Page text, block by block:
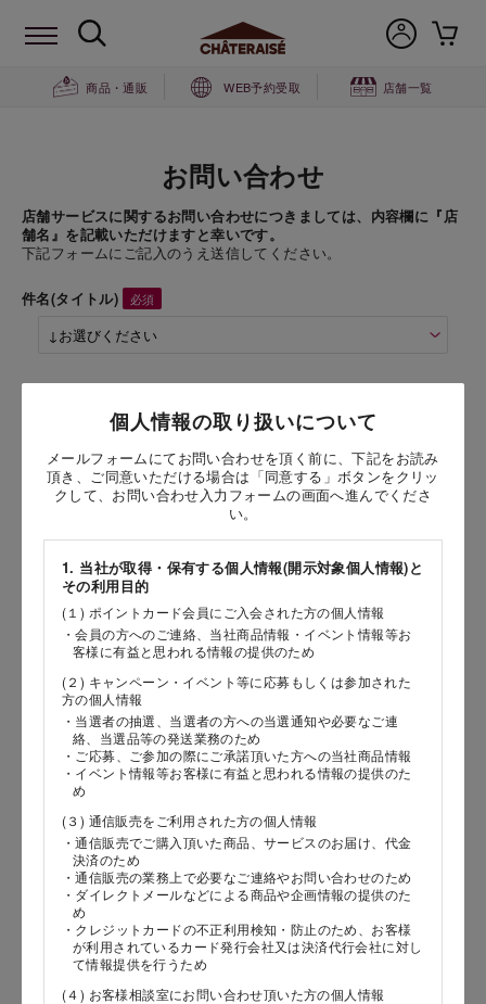
商品・通販 WEB予約受取 店舗一覧
お問い合わせ
店舗サービスに関するお問い合わせにつきましては、内容欄に『店
舗名』を記載いただけますと幸いです。
下記フォームにご記入のうえ送信してください。
個人情報の取り扱いについて
メールフォームにてお問い合わせを頂く前に、下記をお読み
頂き、ご同意いただける場合は「同意する」ボタンをクリッ
クして、お問い合わせ入力フォームの画面へ進んでくださ
い。
1. 当社が取得・保有する個人情報(開示対象個人情報)と
その利用目的
(１) ポイントカード会員にご入会された方の個人情報
・会員の方へのご連絡、当社商品情報・イベント情報等お
客様に有益と思われる情報の提供のため
(２) キャンペーン・イベント等に応募もしくは参加された
方の個人情報
・当選者の抽選、当選者の方への当選通知や必要なご連
絡、当選品等の発送業務のため
・ご応募、ご参加の際にご承諾頂いた方への当社商品情報
・イベント情報等お客様に有益と思われる情報の提供のた
め
(３) 通信販売をご利用された方の個人情報
・通信販売でご購入頂いた商品、サービスのお届け、代金
決済のため
・通信販売の業務上で必要なご連絡やお問い合わせのため
・ダイレクトメールなどによる商品や企画情報の提供のた
め
・クレジットカードの不正利用検知・防止のため、お客様
が利用されているカード発行会社又は決済代行会社に対し
て情報提供を行うため
(４) お客様相談室にお問い合わせ頂いた方の個人情報
件名(タイトル)
デザートアソート 13個入
お問い合わせ時氏名
［名］
（全角で入力してください）
お問い合わせ時氏名（カナ）
［セイ］
［メイ］
（全角で入力してください）
電話番号
メールアドレス